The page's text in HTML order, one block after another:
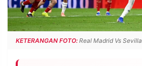
PENGADUAN TERM
OF
KETERANGAN FOTO: Real Madrid Vs Sevilla